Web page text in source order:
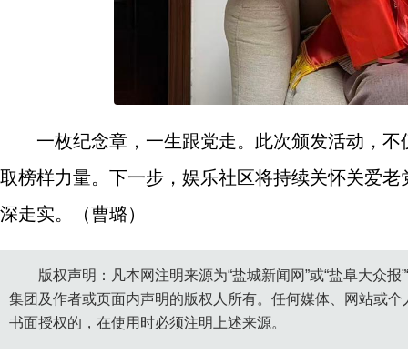
一枚纪念章，一生跟党走。此次颁发活动，
取榜样力量。下一步，娱乐社区将持续关怀关爱
深走实。（曹璐）
版权声明：凡本网注明来源为“盐城新闻网”或“盐阜大众
集团及作者或页面内声明的版权人所有。任何媒体、网站或
书面授权的，在使用时必须注明上述来源。